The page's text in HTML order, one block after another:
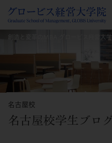
創造と変革のMBA グロービス経営大
名古屋校
名古屋校学生ブロ